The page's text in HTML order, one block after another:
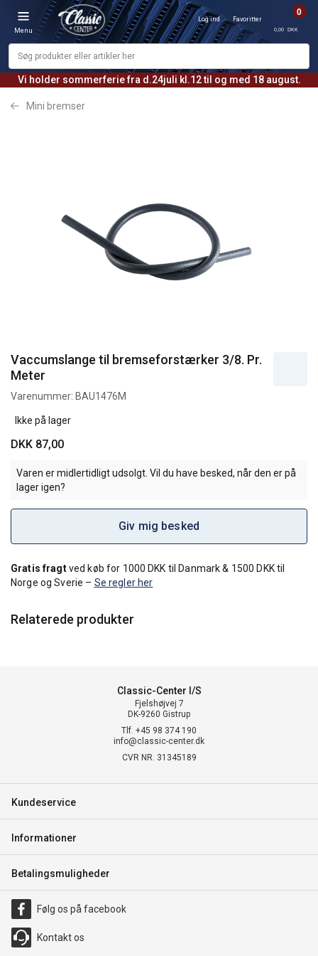
Vi holder sommerferie fra d.24juli kl.12 til og med 18 august.
Menu
Log ind Favoritter
0
0,00 DKK
Mini bremser
Vaccumslange til bremseforstærker 3/8. Pr.
Meter
Varenummer: BAU1476M
Ikke på lager
DKK 87,00
Varen er midlertidligt udsolgt. Vil du have besked, når den er på
lager igen?
Giv mig besked
Gratis fragtved køb for 1000 DKK til Danmark & 1500 DKK til
Norge og Sverie – Se regler her
Relaterede produkter
Classic-Center I/S
Fjelshøjvej 7
DK-9260 Gistrup
Tlf. +45 98 374 190
info@classic-center.dk
CVR NR. 31345189
Kundeservice
Informationer
Betalingsmuligheder
Følg os på facebook
Kontakt os